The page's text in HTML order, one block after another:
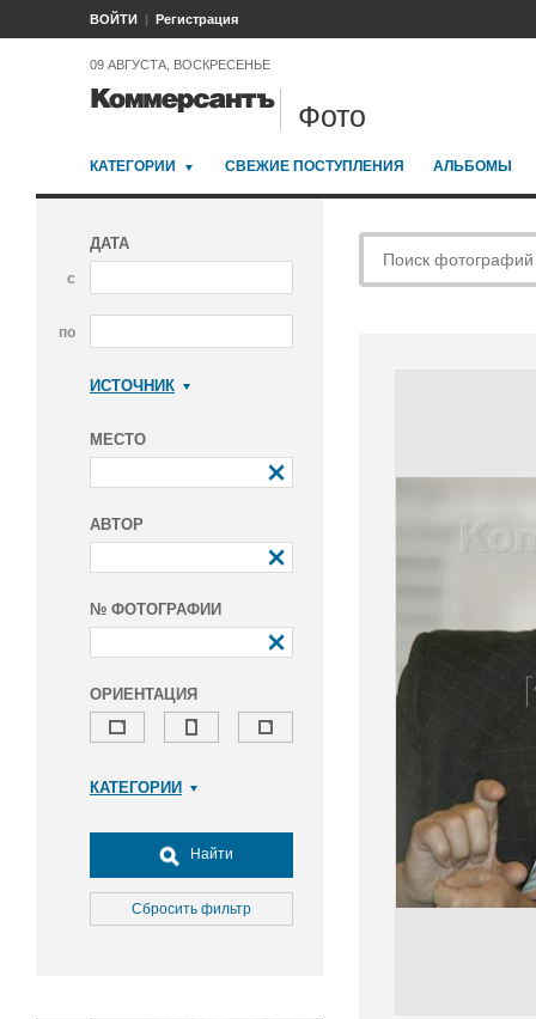
ВОЙТИ Регистрация
09 АВГУСТА, ВОСКРЕСЕНЬЕ
Фото
КАТЕГОРИИ СВЕЖИЕ ПОСТУПЛЕНИЯ АЛЬБОМЫ
ДАТА
с
по
ИСТОЧНИК
МЕСТО
АВТОР
№ ФОТОГРАФИИ
ОРИЕНТАЦИЯ
КАТЕГОРИИ
Досуг, туризм и отдых
Культура
Медицина
Найти
Сбросить фильтр